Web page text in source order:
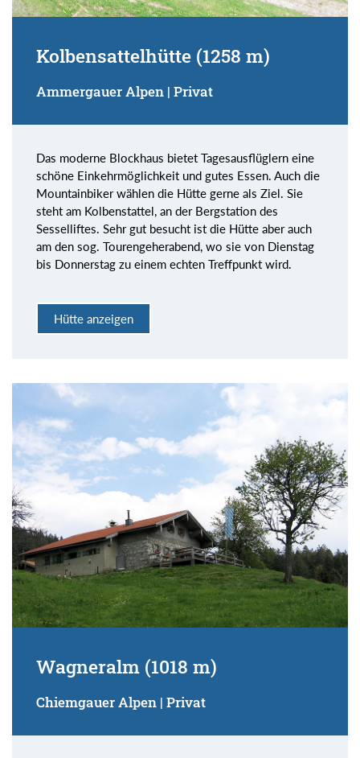
Kolbensattelhütte (1258 m)
Ammergauer Alpen | Privat
Das moderne Blockhaus bietet Tagesausflüglern eine
schöne Einkehrmöglichkeit und gutes Essen. Auch die
Mountainbiker wählen die Hütte gerne als Ziel. Sie
steht am Kolbenstattel, an der Bergstation des
Sesselliftes. Sehr gut besucht ist die Hütte aber auch
am den sog. Tourengeherabend, wo sie von Dienstag
bis Donnerstag zu einem echten Treffpunkt wird.
Hütte anzeigen
Wagneralm (1018 m)
Chiemgauer Alpen | Privat